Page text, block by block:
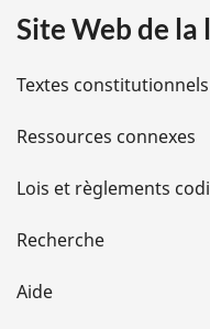
i
l
s
d
e
l
Site Web de la
Textes constitutionnels
Ressources connexes
Lois et règlements
Recherche
Aide